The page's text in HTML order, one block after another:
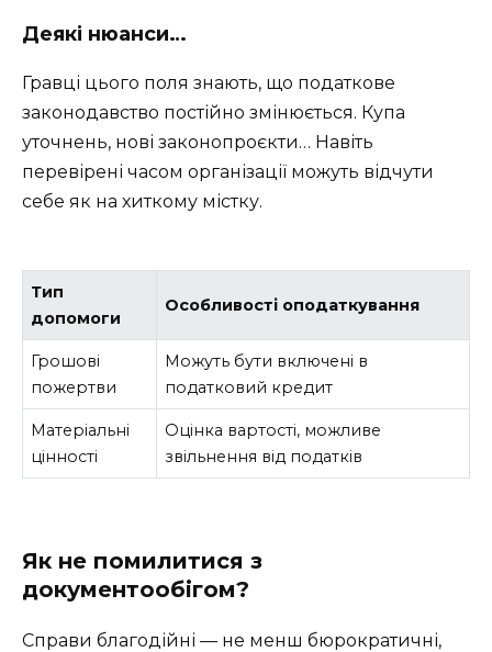
Деякі нюанси…
Гравці цього поля знають, що податкове
законодавство постійно змінюється. Купа
уточнень, нові законопроєкти… Навіть
перевірені часом організації можуть відчути
себе як на хиткому містку.
Тип
допомоги
Особливості оподаткування
Грошові
пожертви
Можуть бути включені в
податковий кредит
Матеріальні
цінності
Оцінка вартості, можливе
звільнення від податків
Як не помилитися з
документообігом?
Справи благодійні — не менш бюрократичні,